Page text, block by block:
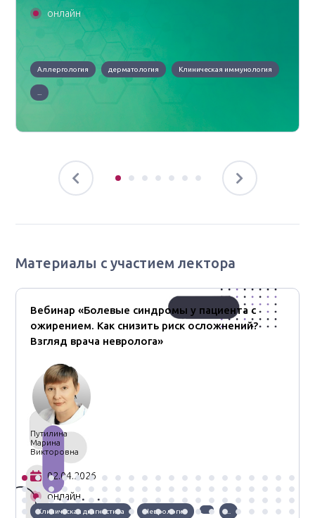
онлайн
Аллергология дерматология Клиническая иммунология
Материалы с участием лектора
Вебинар «Болевые синдромы у пациента с
ожирением. Как снизить риск осложнений?
Взгляд врача невролога»
Путилина
Марина
Викторовна
02.04.2026
онлайн
Клиническая диагностика Неврология ...